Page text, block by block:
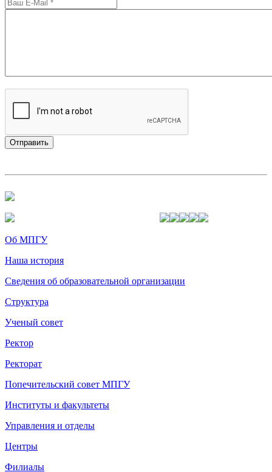
Об МПГУ
Наша история
Сведения об образовательной организации
Структура
Ученый совет
Ректор
Ректорат
Попечительский совет МПГУ
Институты и факультеты
Управления и отделы
Центры
Филиалы